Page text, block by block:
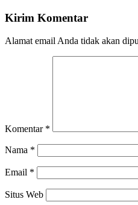
Kirim Komentar
Alamat email Anda tidak akan
Komentar *
Nama *
Email *
Situs Web